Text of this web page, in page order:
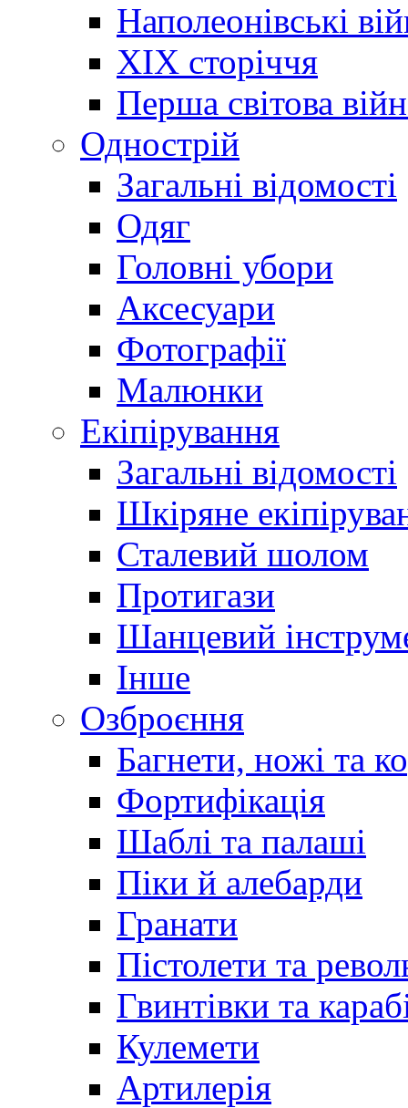
Наполеонівські
XIX сторіччя
Перша світова
Однострій
Загальні відомості
Одяг
Головні убори
Аксесуари
Фотографії
Малюнки
Екіпірування
Загальні відомості
Шкіряне
Сталевий шолом
Протигази
Шанцевий
Інше
Озброєння
Багнети, ножі та
Фортифікація
Шаблі та палаші
Піки й алебарди
Гранати
Пістолети та
Гвинтівки та
Кулемети
Артилерія